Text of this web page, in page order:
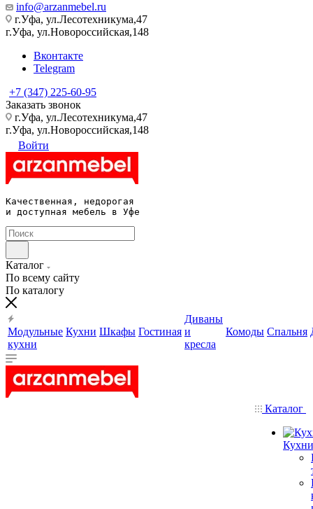
info@arzanmebel.ru
г.Уфа, ул.Лесотехникума,47
г.Уфа, ул.Новороссийская,148
Вконтакте
Telegram
+7 (347) 225-60-95
Заказать звонок
г.Уфа, ул.Лесотехникума,47
г.Уфа, ул.Новороссийская,148
Войти
Качественная, недорогая
и доступная мебель в Уфе
Каталог
По всему сайту
По каталогу
Модульные
кухни
Кухни Шкафы Гостиная
Диваны
и
кресла
Комоды Спальня
Каталог
Кухни